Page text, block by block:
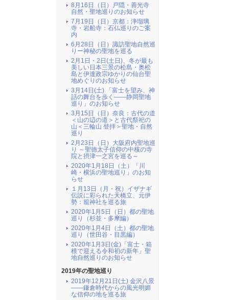
8月16日（日）戸隠・善光寺
自然・聖地巡りのお知らせ
7月19日（日）京都：浄瑠璃
寺・岩船寺：石仏巡りのご案
内
6月28日（日）諏訪聖地自然巡
りー神秘の聖地を巡る
2月1日・2日(土日)、冬が最も
美しい日本三景の松島・奥松
島と伊達政宗ゆかりの仙台聖
地めぐりのお知らせ
3月14日(土) 「富士を望み、神
話の舞台を歩く――静岡聖地
巡り」のお知らせ
3月15日（日）奈良：古代の道
＜山の辺の道＞と古代祭祀の
山＜三輪山 登拝＞聖地・自然
巡り
2月23日（日）大阪府内聖地巡
り ～聖徳太子信仰の中核の寺
院と摂津一之宮を巡る～
2020年1月18日（土）「川
崎・横浜の聖地巡り」のお知
らせ
１月13日（月・祝）イザナギ
伝説に彩られた天橋立、元伊
勢：籠神社を巡る旅
2020年1月5日（日）都の聖地
巡り（杉並・多摩編）
2020年1月4日（土）都の聖地
巡り（世田谷・目黒編）
2020年1月3日(金)「富士・箱
根で迎える令和初の新年」聖
地自然巡りのお知らせ
2019年の聖地巡り
2019年12月21日(土) 金沢八景
――鎌倉時代からの風光明媚
な信仰の地を巡る旅